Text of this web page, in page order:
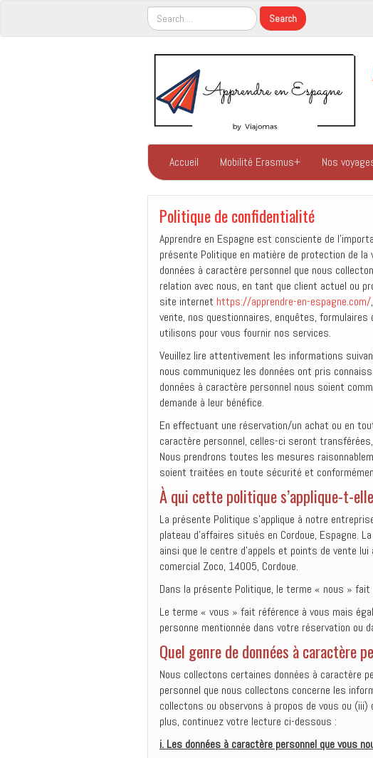
Accueil Mobilité Erasmus+ Nos
Politique de confidentialité
Apprendre en Espagne est consciente de
présente Politique en matière de protection de
données à caractère personnel que nous
relation avec nous, en tant que client actuel ou
site internet https://apprendre-en-espagne.com/
vente, nos questionnaires, enquêtes,
utilisons pour vous fournir nos services.
Veuillez lire attentivement les informations
nous communiquez les données ont pris
données à caractère personnel nous soient
demande à leur bénéfice.
En effectuant une réservation/un achat ou en
caractère personnel, celles-ci seront
Nous prendrons toutes les mesures
soient traitées en toute sécurité et
À qui cette politique s’applique-t-
La présente Politique s’applique à notre
plateau d’affaires situés en Cordoue, Espagne.
ainsi que le centre d’appels et points de vente
comercial Zoco, 14005, Cordoue.
Dans la présente Politique, le terme « nous »
Le terme « vous » fait référence à vous mais
personne mentionnée dans votre réservation ou
Quel genre de données à caractère
Nous collectons certaines données à caractère
personnel que nous collectons concerne les
collectons ou observons à propos de vous ou
plus, continuez votre lecture ci-dessous :
i. Les données à caractère personnel que vous